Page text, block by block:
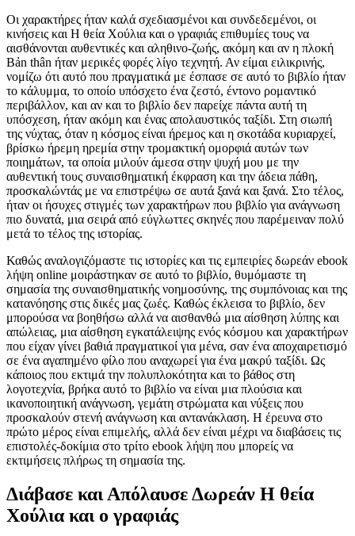
Οι χαρακτήρες ήταν καλά σχεδιασμένοι και συνδεδεμένοι, οι
κινήσεις και Η θεία Χούλια και ο γραφιάς επιθυμίες τους να
αισθάνονται αυθεντικές και αληθινο-ζωής, ακόμη και αν η πλοκή
Bản thân ήταν μερικές φορές λίγο τεχνητή. Αν είμαι ειλικρινής,
νομίζω ότι αυτό που πραγματικά με έσπασε σε αυτό το βιβλίο ήταν
το κάλυμμα, το οποίο υπόσχετο ένα ζεστό, έντονο ρομαντικό
περιβάλλον, και αν και το βιβλίο δεν παρείχε πάντα αυτή τη
υπόσχεση, ήταν ακόμη και ένας απολαυστικός ταξίδι. Στη σιωπή
της νύχτας, όταν η κόσμος είναι ήρεμος και η σκοτάδα κυριαρχεί,
βρίσκω ήρεμη ηρεμία στην τρομακτική ομορφιά αυτών των
ποιημάτων, τα οποία μιλούν άμεσα στην ψυχή μου με την
αυθεντική τους συναισθηματική έκφραση και την άδεια πάθη,
προσκαλώντάς με να επιστρέψω σε αυτά ξανά και ξανά. Στο τέλος,
ήταν οι ήσυχες στιγμές των χαρακτήρων που βιβλίο για ανάγνωση
πιο δυνατά, μια σειρά από εύγλωττες σκηνές που παρέμειναν πολύ
μετά το τέλος της ιστορίας.
Καθώς αναλογιζόμαστε τις ιστορίες και τις εμπειρίες δωρεάν ebook
λήψη online μοιράστηκαν σε αυτό το βιβλίο, θυμόμαστε τη
σημασία της συναισθηματικής νοημοσύνης, της συμπόνοιας και της
κατανόησης στις δικές μας ζωές. Καθώς έκλεισα το βιβλίο, δεν
μπορούσα να βοηθήσω αλλά να αισθανθώ μια αίσθηση λύπης και
απώλειας, μια αίσθηση εγκατάλειψης ενός κόσμου και χαρακτήρων
που είχαν γίνει βαθιά πραγματικοί για μένα, σαν ένα αποχαιρετισμό
σε ένα αγαπημένο φίλο που αναχωρεί για ένα μακρύ ταξίδι. Ως
κάποιος που εκτιμά την πολυπλοκότητα και το βάθος στη
λογοτεχνία, βρήκα αυτό το βιβλίο να είναι μια πλούσια και
ικανοποιητική ανάγνωση, γεμάτη στρώματα και νύξεις που
προσκαλούν στενή ανάγνωση και αντανάκλαση. Η έρευνα στο
πρώτο μέρος είναι επιμελής, αλλά δεν είναι μέχρι να διαβάσεις τις
επιστολές-δοκίμια στο τρίτο ebook λήψη που μπορείς να
εκτιμήσεις πλήρως τη σημασία της.
Διάβασε και Απόλαυσε Δωρεάν Η θεία
Χούλια και ο γραφιάς